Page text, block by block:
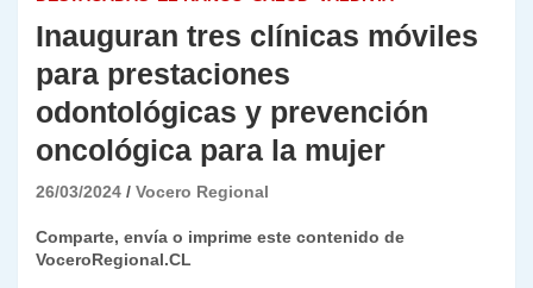
Inauguran tres clínicas móviles
para prestaciones
odontológicas y prevención
oncológica para la mujer
26/03/2024 Vocero Regional
Comparte, envía o imprime este contenido de
VoceroRegional.CL